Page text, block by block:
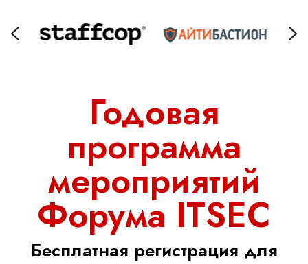
Годовая
программа
мероприятий
Форума ITSEC
Бесплатная регистрация для